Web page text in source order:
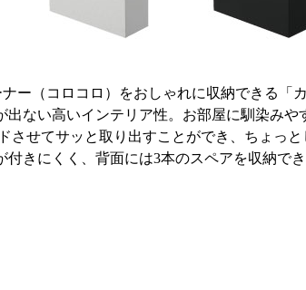
ー（コロコロ）をおしゃれに収納できる「
ない高いインテリア性。お部屋に馴染みや
させてサッと取り出すことができ、ちょっと
付きにくく、背面には3本のスペアを収納で